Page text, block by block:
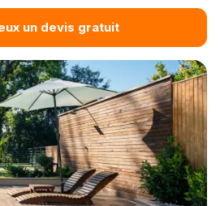
un devis gratuit